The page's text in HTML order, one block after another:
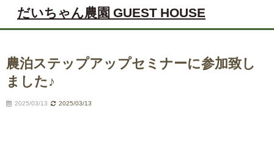
だいちゃん農園 GUEST HOUSE
農泊ステップアップセミナーに参加致し
ました♪
2025/03/13 2025/03/13